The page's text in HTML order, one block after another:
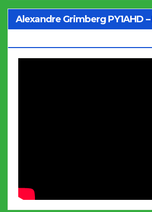
Alexandre Grimberg PY1AHD